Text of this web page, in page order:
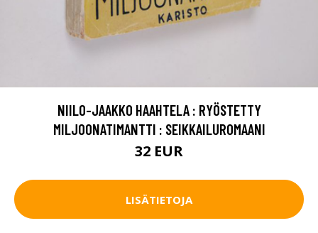
NIILO-JAAKKO HAAHTELA : RYÖSTETTY
MILJOONATIMANTTI : SEIKKAILUROMAANI
32 EUR
LISÄTIETOJA